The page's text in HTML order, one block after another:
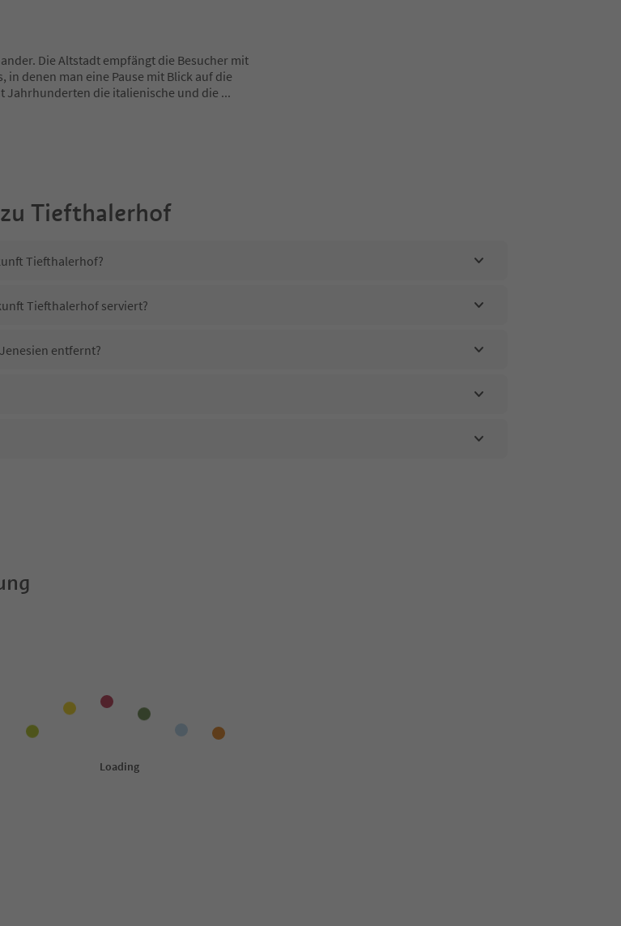
Die Altstadt empfängt die Besucher mit
in denen man eine Pause mit Blick auf die
Jahrhunderten die italienische und die ...
Tiefthalerhof
Tiefthalerhof?
Tiefthalerhof serviert?
entfernt?
erlaubt?